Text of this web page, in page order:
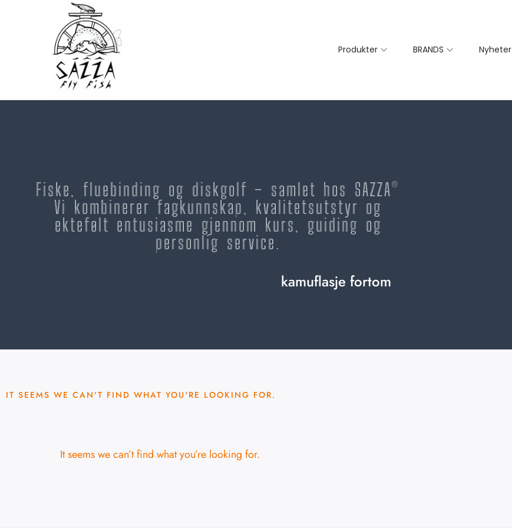
Produkter BRANDS Nyheter
Fiske, fluebinding og diskgolf – samlet hos SAZZA®
Vi kombinerer fagkunnskap, kvalitetsutstyr og
ektefølt entusiasme gjennom kurs, guiding og
personlig service.
kamuflasje fortom
IT SEEMS WE CAN'T FIND WHAT YOU'RE LOOKING FOR.
It seems we can’t find what you’re looking for.